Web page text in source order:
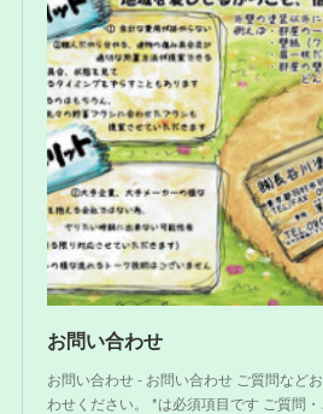
お問い合わせ
お問い合わせ - お問い合わせ ご質問など
わせください。 *は必須項目です ご質問